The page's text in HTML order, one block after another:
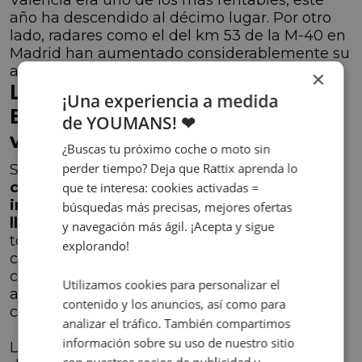
año ha descendido al décimo lugar. Por otro
lado, radares como el del km 53 de la M-40 en
Madrid han aumentado considerablemente su
actividad sancionadora en 2022.
La mayoría de multas en
España son por excesos de
velocidad
Si nos preguntamos cuáles son las
comunidades autónomas con más
infracciones de velocidad, Andalucía se
lleva el primer puesto,ya que un 27% de
todas las multas impuestas en España se
concentran en esta región. Sin embargo, otras
comunidades tampoco se quedan atrás,
aunque en menor medida. La DGT posiciona
cada vez más radares en lugares estratégicos.
La Comunidad Valenciana representa el 12%
×
¡Una experiencia a medida
de YOUMANS! ❤
¿Buscas tu próximo coche o moto sin
perder tiempo? Deja que Rattix aprenda lo
que te interesa: cookies activadas =
búsquedas más precisas, mejores ofertas
y navegación más ágil. ¡Acepta y sigue
explorando!
Utilizamos cookies para personalizar el
contenido y los anuncios, así como para
analizar el tráfico. También compartimos
información sobre su uso de nuestro sitio